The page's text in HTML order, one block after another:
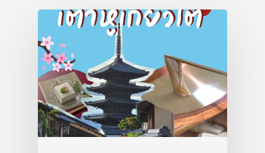
ประเทศญี่ปุ่น
เที่ยวญี่ปุ่นด้ว
เอง